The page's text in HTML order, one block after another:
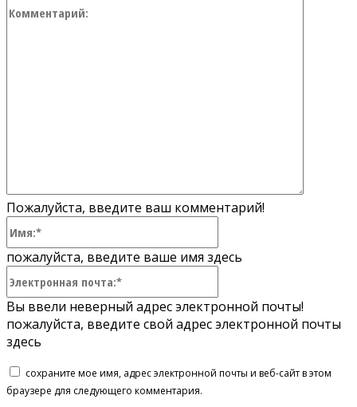
Пожалуйста, введите ваш комментарий!
пожалуйста, введите ваше имя здесь
Вы ввели неверный адрес электронной почты!
пожалуйста, введите свой адрес электронной почты
здесь
сохраните мое имя, адрес электронной почты и веб-сайт в этом
браузере для следующего комментария.